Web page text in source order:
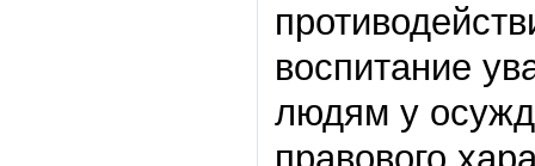
воспитание
людям у